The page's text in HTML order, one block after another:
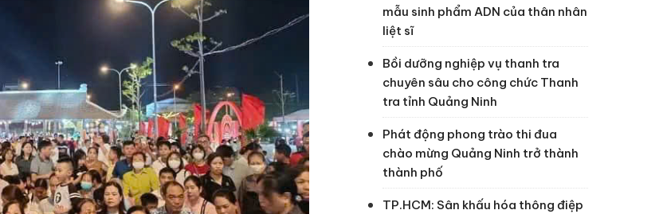
mẫu sinh phẩm ADN của thân nhân
liệt sĩ
Bồi dưỡng nghiệp vụ thanh tra
chuyên sâu cho công chức Thanh
tra tỉnh Quảng Ninh
Phát động phong trào thi đua
chào mừng Quảng Ninh trở thành
thành phố
TP.HCM: Sân khấu hóa thông điệp